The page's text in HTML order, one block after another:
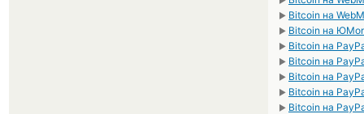
► Bitcoin на
► Bitcoin на
► Bitcoin на
► Bitcoin на
► Bitcoin на
► Bitcoin на
► Bitcoin на